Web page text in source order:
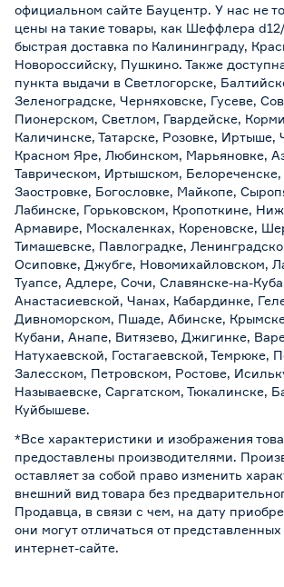
официальном сайте Бауцентр. У нас не
цены на такие товары, как Шеффлера
быстрая доставка по Калининграду,
Новороссийску, Пушкино. Также
пункта выдачи в Светлогорске,
Зеленоградске, Черняховске, Гусеве,
Пионерском, Светлом, Гвардейске,
Каличинске, Татарске, Розовке, Иртыше,
Красном Яре, Любинском, Марьяновке,
Таврическом, Иртышском, Белореченске,
Заостровке, Богословке, Майкопе,
Лабинске, Горьковском, Кропоткине,
Армавире, Москаленках, Кореновске,
Тимашевске, Павлоградке,
Осиповке, Джубге, Новомихайловском,
Туапсе, Адлере, Сочи, Славянске-на-
Анастасиевской, Чанах, Кабардинке,
Дивноморском, Пшаде, Абинске,
Кубани, Анапе, Витязево, Джигинке,
Натухаевской, Гостагаевской, Темрюке,
Залесском, Петровском, Ростове,
Называевске, Саргатском, Тюкалинске,
Куйбышеве.
*Все характеристики и изображения
предоставлены производителями.
оставляет за собой право изменить
внешний вид товара без
Продавца, в связи с чем, на дату
они могут отличаться от
интернет-сайте.